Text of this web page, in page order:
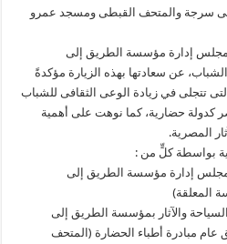
أبى سرجة والمتحف القبطى ومسجد عمرو
إدارة مؤسسة الطريق إلى
عن سعادتها بهذه الزيارة مؤكدةً
تتجلى في زيادة الوعى الثقافى للشباب
كدولة حضارية، كما نوهت على أهمية
المصرية.
بواسطة كلٍّ من :
إدارة مؤسسة الطريق إلى
المعلقة)
والآثار بمؤسسة الطريق إلى
عام مبادرة أطباء الحضارة (المتحف